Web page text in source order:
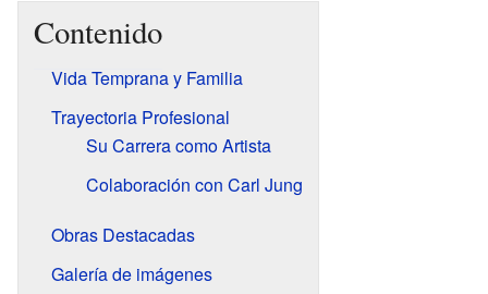
Contenido
Vida Temprana y Familia
Trayectoria Profesional
Su Carrera como Artista
Colaboración con Carl Jung
Obras Destacadas
Galería de imágenes